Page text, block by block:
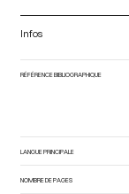
Infos
RÉFÉRENCE BIBLIOGRAPHIQUE
LANGUE PRINCIPALE
NOMBRE DE PAGES